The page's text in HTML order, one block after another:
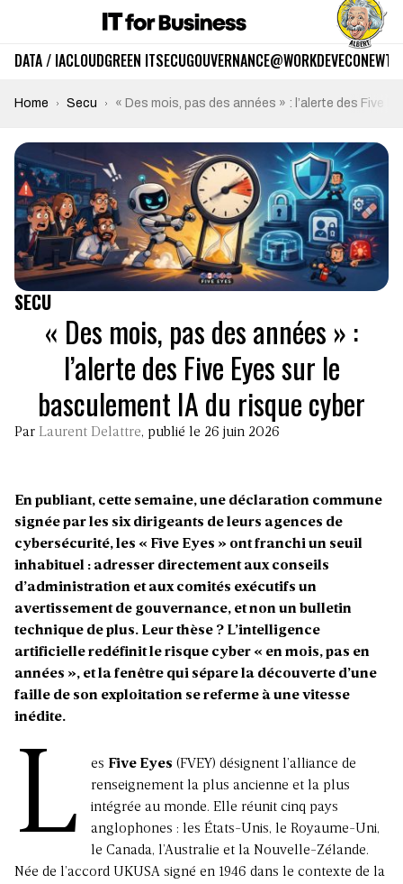
DATA / IACLOUDGREEN ITSECUGOUVERNANCE@WORKDEVECO
Home Secu « Des mois, pas des années » : l’alerte des Five
SECU
« Des mois, pas des années » :
l’alerte des Five Eyes sur le
basculement IA du risque cyber
Par Laurent Delattre, publié le 26 juin 2026
En publiant, cette semaine, une déclaration commune
signée par les six dirigeants de leurs agences de
cybersécurité, les « Five Eyes » ont franchi un seuil
inhabituel : adresser directement aux conseils
d’administration et aux comités exécutifs un
avertissement de gouvernance, et non un bulletin
technique de plus. Leur thèse ? L’intelligence
artificielle redéfinit le risque cyber « en mois, pas en
années », et la fenêtre qui sépare la découverte d’une
faille de son exploitation se referme à une vitesse
inédite.
L es Five Eyes (FVEY) désignent l’alliance de
renseignement la plus ancienne et la plus
intégrée au monde. Elle réunit cinq pays
anglophones : les États-Unis, le Royaume-Uni,
le Canada, l’Australie et la Nouvelle-Zélande.
Née de l’accord UKUSA signé en 1946 dans le contexte de la